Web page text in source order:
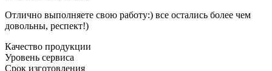
Отлично выполняете свою работу:) все остались более чем
довольны, респект!)
Качество продукции
Уровень сервиса
Срок изготовления